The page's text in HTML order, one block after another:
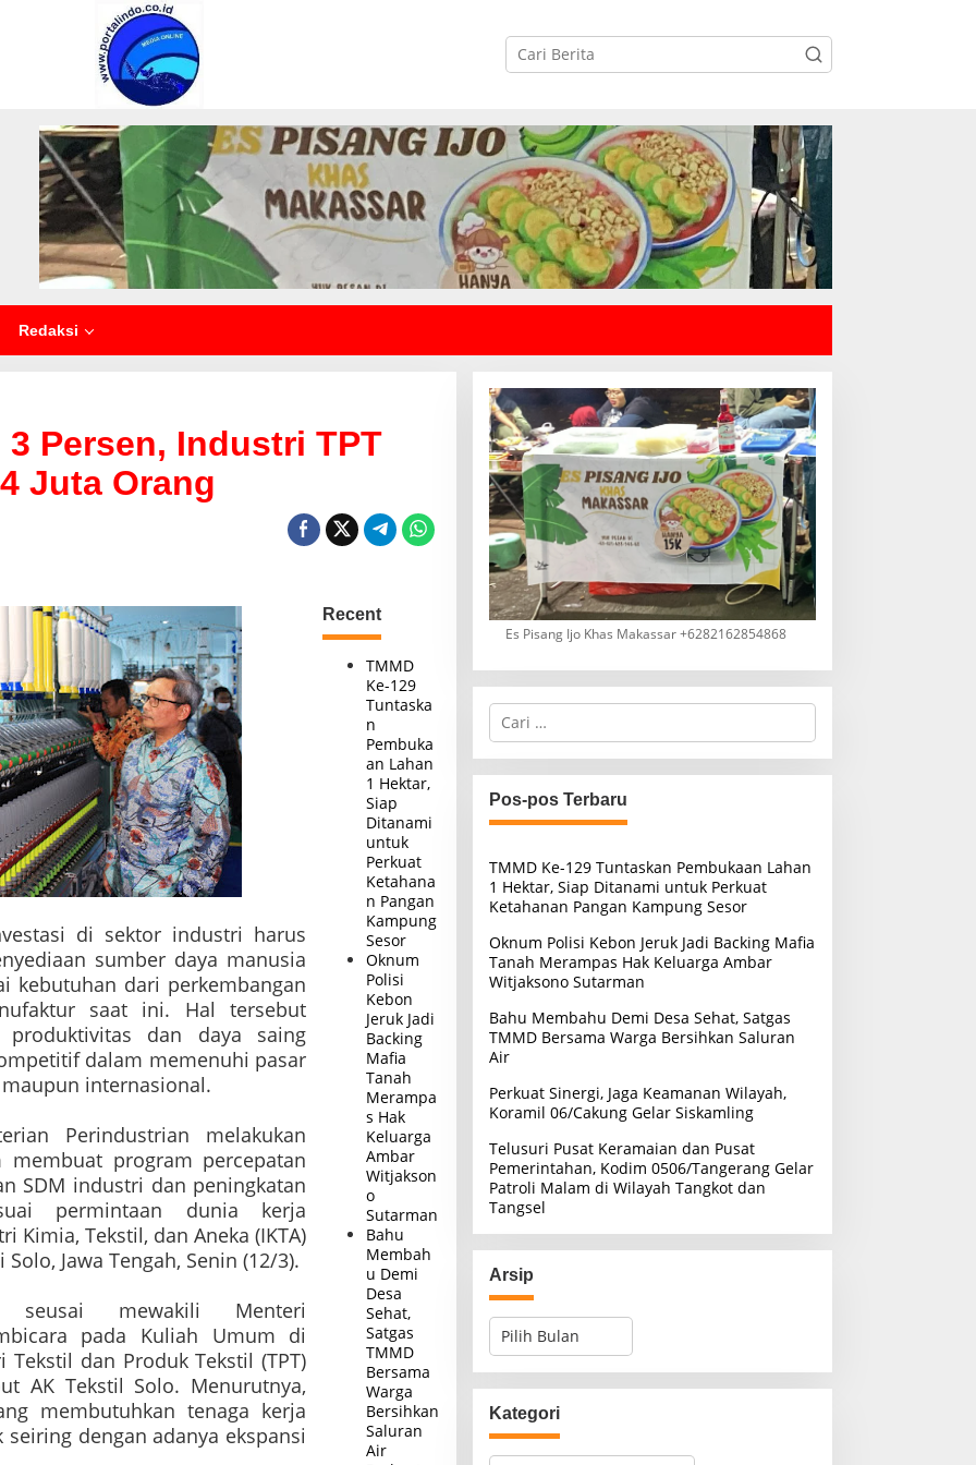
Redaksi
Persen, Industri TPT
Juta Orang
di sektor industri harus
sumber daya manusia
kebutuhan dari perkembangan
saat ini. Hal tersebut
dan daya saing
dalam memenuhi pasar
internasional.
Perindustrian melakukan
membuat program percepatan
SDM industri dan peningkatan
permintaan dunia kerja
Kimia, Tekstil, dan Aneka (IKTA)
Jawa Tengah, Senin (12/3).
seusai mewakili Menteri
pada Kuliah Umum di
dan Produk Tekstil (TPT)
AK Tekstil Solo. Menurutnya,
membutuhkan tenaga kerja
dengan adanya ekspansi
Recent
TMMD
Ke-129
Tuntaska
n
Pembuka
an Lahan
1 Hektar,
Siap
Ditanami
untuk
Perkuat
Ketahana
n Pangan
Kampung
Sesor
Oknum
Polisi
Kebon
Jeruk Jadi
Backing
Mafia
Tanah
Merampa
s Hak
Keluarga
Ambar
Witjakson
o
Sutarman
Bahu
Membah
u Demi
Desa
Sehat,
Satgas
TMMD
Bersama
Warga
Bersihkan
Saluran
Air
Es Pisang Ijo Khas Makassar +6282162854868
C
i
u
n
t
k
:
Pos-pos Terbaru
TMMD Ke-129 Tuntaskan Pembukaan Lahan
1 Hektar, Siap Ditanami untuk Perkuat
Ketahanan Pangan Kampung Sesor
Oknum Polisi Kebon Jeruk Jadi Backing Mafia
Tanah Merampas Hak Keluarga Ambar
Witjaksono Sutarman
Bahu Membahu Demi Desa Sehat, Satgas
TMMD Bersama Warga Bersihkan Saluran
Air
Perkuat Sinergi, Jaga Keamanan Wilayah,
Koramil 06/Cakung Gelar Siskamling
Telusuri Pusat Keramaian dan Pusat
Pemerintahan, Kodim 0506/Tangerang Gelar
Patroli Malam di Wilayah Tangkot dan
Tangsel
Arsip
A
i
pKategori